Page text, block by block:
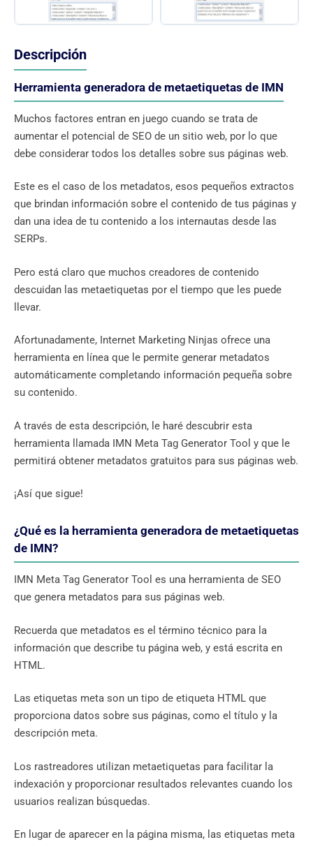
Descripción
Herramienta generadora de metaetiquetas de IMN
Muchos factores entran en juego cuando se trata de
aumentar el potencial de SEO de un sitio web, por lo que
debe considerar todos los detalles sobre sus páginas web.
Este es el caso de los metadatos, esos pequeños extractos
que brindan información sobre el contenido de tus páginas y
dan una idea de tu contenido a los internautas desde las
SERPs.
Pero está claro que muchos creadores de contenido
descuidan las metaetiquetas por el tiempo que les puede
llevar.
Afortunadamente, Internet Marketing Ninjas ofrece una
herramienta en línea que le permite generar metadatos
automáticamente completando información pequeña sobre
su contenido.
A través de esta descripción, le haré descubrir esta
herramienta llamada IMN Meta Tag Generator Tool y que le
permitirá obtener metadatos gratuitos para sus páginas web.
¡Así que sigue!
¿Qué es la herramienta generadora de metaetiquetas
de IMN?
IMN Meta Tag Generator Tool es una herramienta de SEO
que genera metadatos para sus páginas web.
Recuerda que metadatos es el término técnico para la
información que describe tu página web, y está escrita en
HTML.
Las etiquetas meta son un tipo de etiqueta HTML que
proporciona datos sobre sus páginas, como el título y la
descripción meta.
Los rastreadores utilizan metaetiquetas para facilitar la
indexación y proporcionar resultados relevantes cuando los
usuarios realizan búsquedas.
En lugar de aparecer en la página misma, las etiquetas meta